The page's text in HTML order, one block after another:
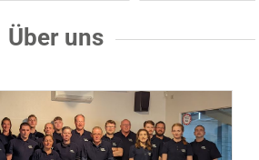
Über uns